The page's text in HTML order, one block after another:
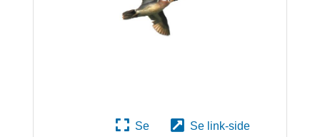
Se
Se link-side